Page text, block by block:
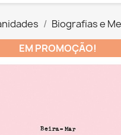
Biografias e
EM PROMOÇÃO!